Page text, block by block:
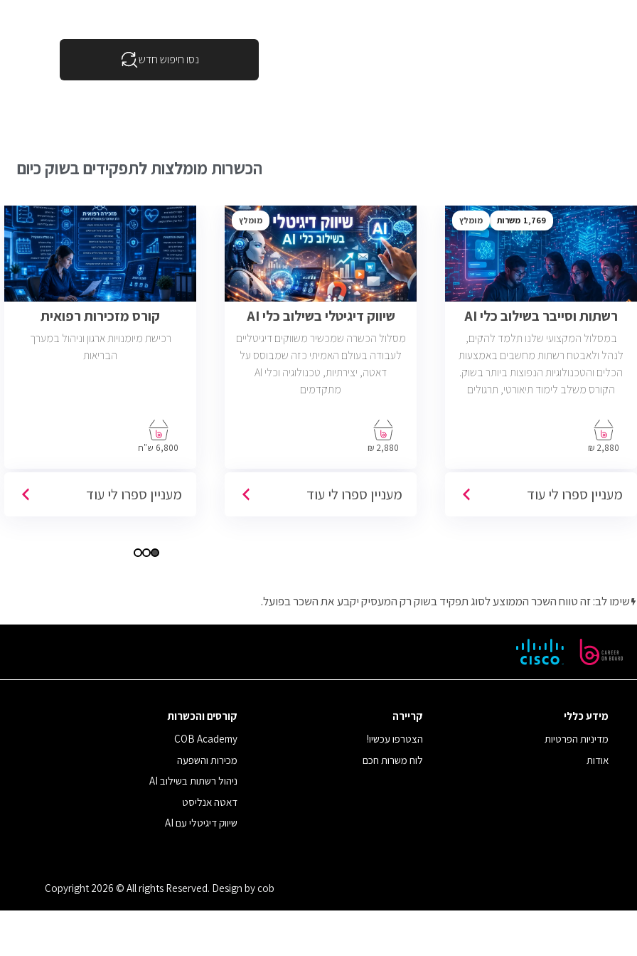
נסו חיפוש חדש
הכשרות מומלצות לתפקידים בשוק כיום
1,769 מומלץ
רשתות וסייבר בשילוב כלי AI
במסלול המקצועי שלנו תלמד להקים,
לנהל ולאבטח רשתות מחשבים באמצעות
הכלים והטכנולוגיות הנפוצות ביותר בשוק.
הקורס משלב לימוד תיאורטי, תרגולים
שתוכל להתחיל לעבוד במשרות בתחום ה-
IT, Helpdesk, System, Network ו-Cyber.
2,880 ₪
מעניין ספרו לי עוד
מומלץ
שיווק דיגיטלי בשילוב כלי AI
מסלול הכשרה שמכשיר משווקים דיגיטליים
לעבודה בעולם האמיתי כזה שמבוסס על
דאטה, יצירתיות, טכנולוגיה וכלי AI
מתקדמים
2,880 ₪
מעניין ספרו לי עוד
קורס מזכירות רפואית
רכישת מיומנויות ארגון וניהול במערך
הבריאות
6,800 ש"ח
מעניין ספרו לי עוד
שימו לב: זה טווח השכר הממוצע לסוג תפקיד בשוק רק המעסיק יקבע את השכר בפועל.
מידע כללי
מדיניות הפרטיות
אודות
קריירה
הצטרפו עכשיו!
לוח משרות חכם
קורסים והכשרות
COB Academy
מכירות והשפעה
ניהול רשתות בשילוב AI
דאטה אנליסט
שיווק דיגיטלי עם AI
Copyright 2026 © All rights Reserved. Design by cob